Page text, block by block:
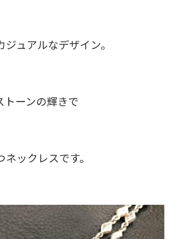
ュアルなデザイン。
トーンの輝きで
ックレスです。